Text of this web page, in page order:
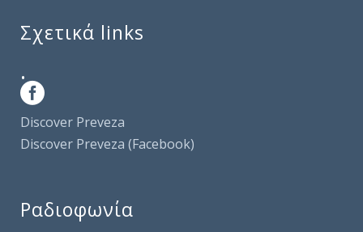
Σχετικά links
.
Discover Preveza
Discover Preveza (Facebook)
Ραδιοφωνία